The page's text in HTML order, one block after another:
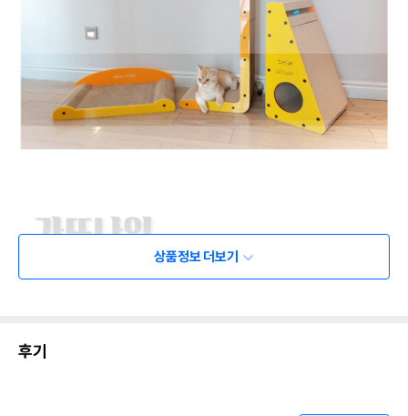
상품정보 더보기
후기